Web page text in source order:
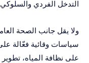
التدخل الفردي
ولا يقل جانب الصحة
سياسات وقائية فعّالة
على نظافة المياه،